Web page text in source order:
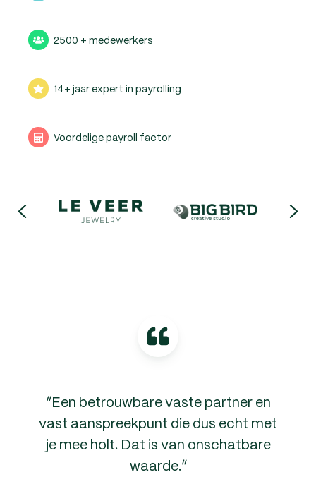
2500 + medewerkers
14+ jaar expert in payrolling
Voordelige payroll factor
“Een betrouwbare vaste partner en
vast aanspreekpunt die dus echt met
je mee holt. Dat is van onschatbare
waarde.”